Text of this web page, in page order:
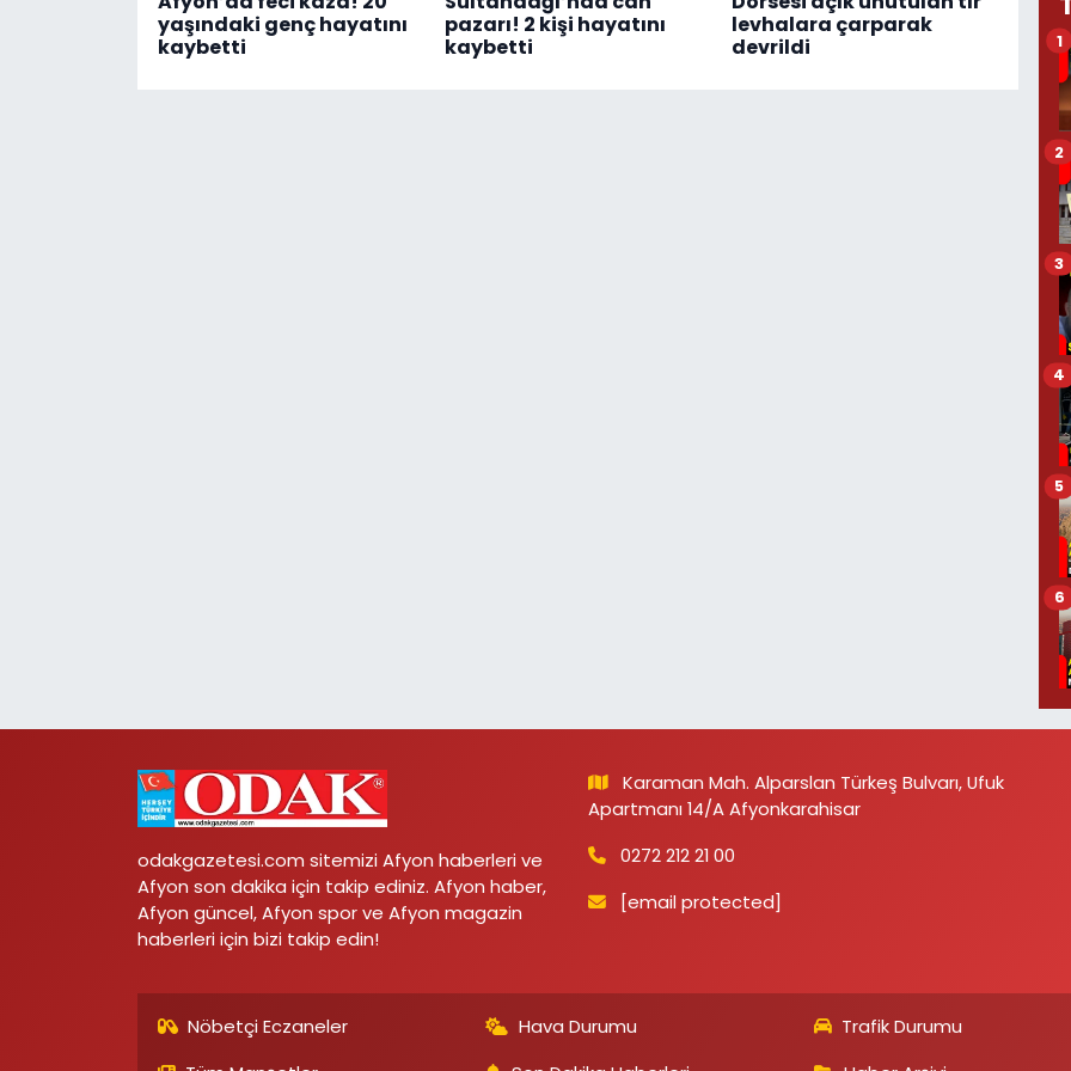
yaşındaki genç hayatını
kaybetti
pazarı! 2 kişi hayatını
kaybetti
levhalara çarparak
devrildi
1
2
3
4
5
6
odakgazetesi.com sitemizi Afyon haberleri ve
Afyon son dakika için takip ediniz. Afyon haber,
Afyon güncel, Afyon spor ve Afyon magazin
haberleri için bizi takip edin!
Karaman Mah. Alparslan Türkeş Bulvarı, Ufuk
Apartmanı 14/A Afyonkarahisar
0272 212 21 00
[email protected]
Nöbetçi Eczaneler Hava Durumu Trafik Durumu